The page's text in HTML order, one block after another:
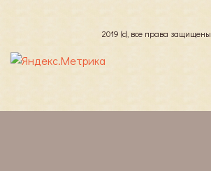
2019 (с), все права защищены